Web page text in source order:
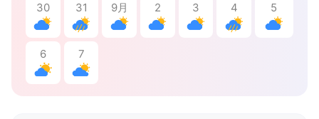
30 31 9月 2 3 4 5
6 7